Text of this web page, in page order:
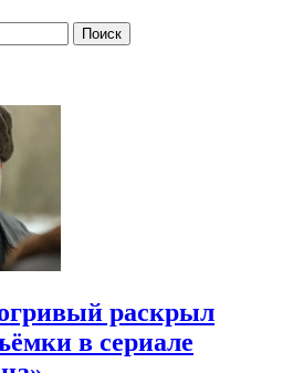
раскрыл
в сериале